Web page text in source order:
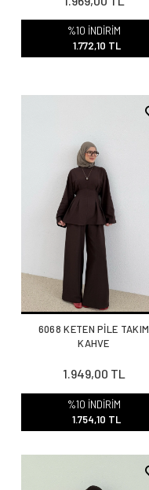
%10 İNDİRİM
1.772,10 TL
6068 KETEN PİLE TAKIM
KAHVE
1.949,00 TL
%10 İNDİRİM
1.754,10 TL